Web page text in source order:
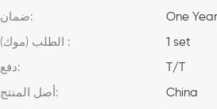
ضمان: One
الطلب (موك) : 1 set
دفع: T/T
أصل المنتج: China